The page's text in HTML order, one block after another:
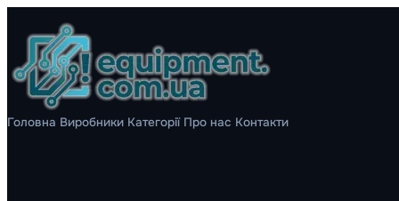
Головна Виробники Категорії Про нас Контакти